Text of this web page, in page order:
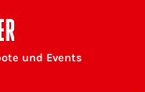
und Events